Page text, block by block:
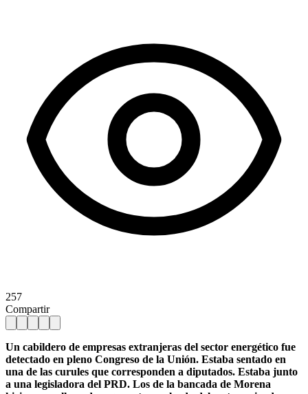
257
Compartir
Un cabildero de empresas extranjeras del sector energético fue
detectado en pleno Congreso de la Unión. Estaba sentado en
una de las curules que corresponden a diputados. Estaba junto
a una legisladora del PRD. Los de la bancada de Morena